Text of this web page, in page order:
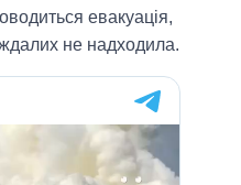
евакуація,
не надходила.